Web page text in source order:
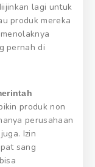
lagi untuk
produk mereka
pernah di
produk non
perusahaan
Izin
sang